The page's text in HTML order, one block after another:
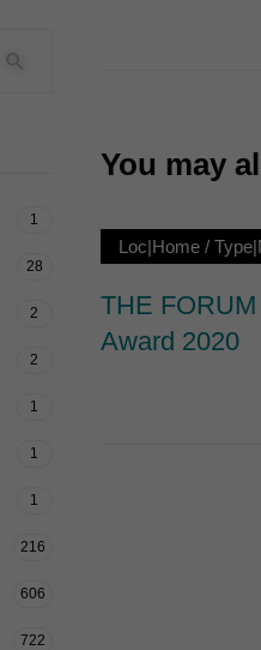
You may
Loc|Home/
THE FORUM
Award 2020
1
28
2
2
1
1
1
216
606
722
Inhalte von Videoplattformen und
powered by Borlabs Cookie